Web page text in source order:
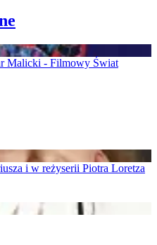
Malicki - Filmowy Świat
i w reżyserii Piotra Loretza